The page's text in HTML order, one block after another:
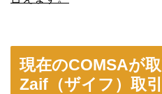
現在のCOMSAが
Zaif（ザイフ）取